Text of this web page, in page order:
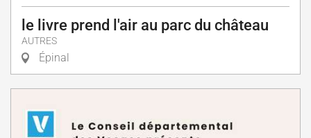
le livre prend l'air au parc du château
AUTRES
Épinal